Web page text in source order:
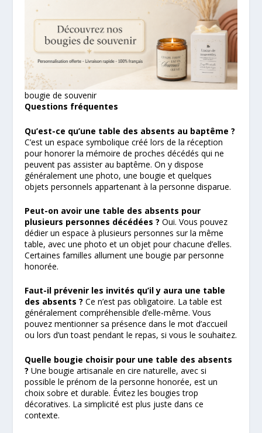
bougie de souvenir
Questions fréquentes
Qu’est-ce qu’une table des absents au baptême ?
C’est un espace symbolique créé lors de la réception
pour honorer la mémoire de proches décédés qui ne
peuvent pas assister au baptême. On y dispose
généralement une photo, une bougie et quelques
objets personnels appartenant à la personne disparue.
Peut-on avoir une table des absents pour
plusieurs personnes décédées ? Oui. Vous pouvez
dédier un espace à plusieurs personnes sur la même
table, avec une photo et un objet pour chacune d’elles.
Certaines familles allument une bougie par personne
honorée.
Faut-il prévenir les invités qu’il y aura une table
des absents ? Ce n’est pas obligatoire. La table est
généralement compréhensible d’elle-même. Vous
pouvez mentionner sa présence dans le mot d’accueil
ou lors d’un toast pendant le repas, si vous le souhaitez.
Quelle bougie choisir pour une table des absents
? Une bougie artisanale en cire naturelle, avec si
possible le prénom de la personne honorée, est un
choix sobre et durable. Évitez les bougies trop
décoratives. La simplicité est plus juste dans ce
contexte.